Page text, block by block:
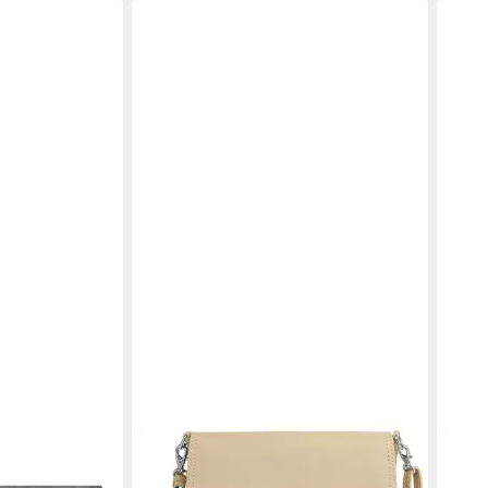
CASPAR
Clutch Abendtasche Leder Damen